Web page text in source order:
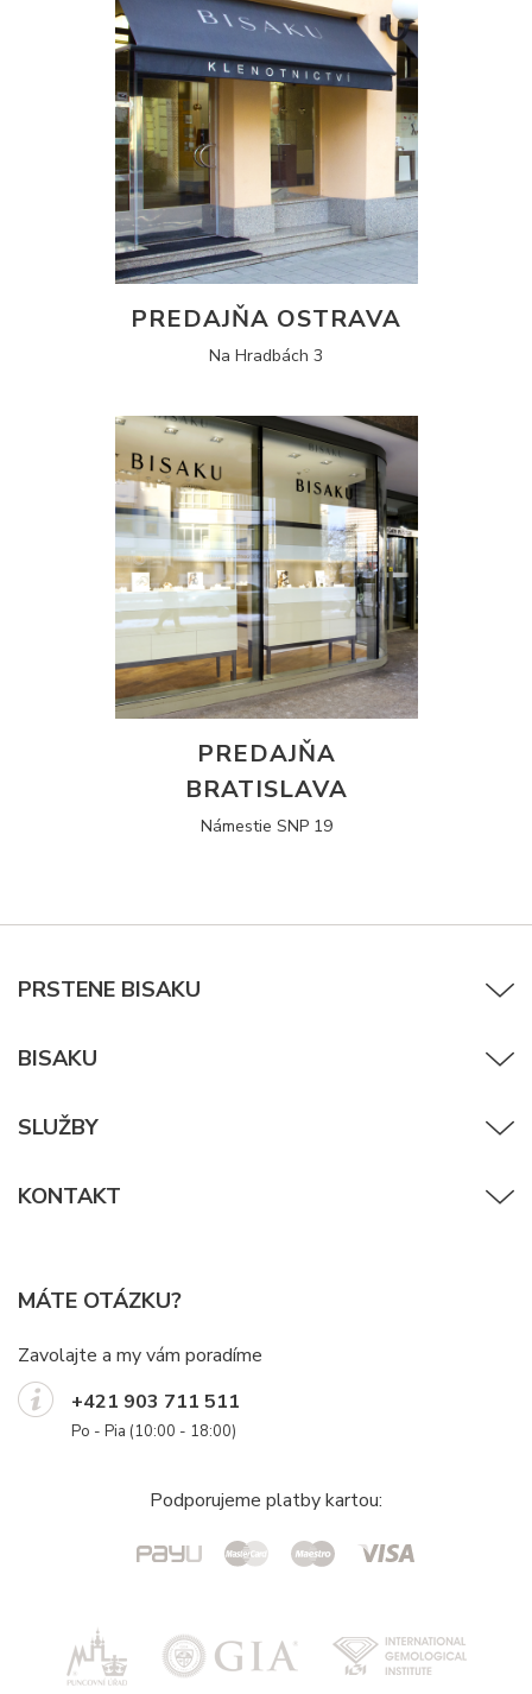
PREDAJŇA OSTRAVA
Na Hradbách 3
PREDAJŇA
BRATISLAVA
Námestie SNP 19
PRSTENE BISAKU
BISAKU
SLUŽBY
KONTAKT
MÁTE OTÁZKU?
Zavolajte a my vám poradíme
+421 903 711 511
Po - Pia (10:00 - 18:00)
Podporujeme platby kartou: